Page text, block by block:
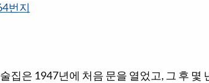
번지
집은 1947년에 처음 문을 열었고, 그 후 몇